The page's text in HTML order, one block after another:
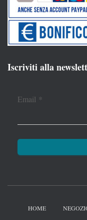
Iscriviti alla
Email *
HOME